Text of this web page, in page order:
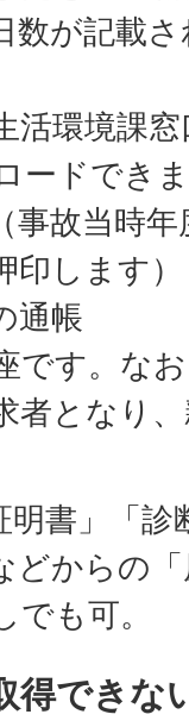
数が記載
活環境課
ードでき
事故当時
します）
通帳
です。な
者となり
明書」「
どからの
も可。
得できな